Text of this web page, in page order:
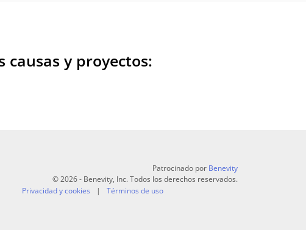
causas y proyectos:
Patrocinado por Benevity
© 2026 - Benevity, Inc. Todos los derechos reservados.
Privacidad y cookies
Términos de uso